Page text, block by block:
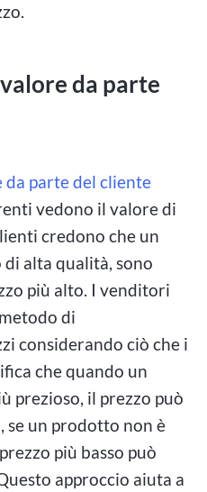
da parte
da parte del cliente
vedono il valore di
credono che un
alta qualità, sono
più alto. I venditori
di
considerando ciò che i
che quando un
prezioso, il prezzo può
se un prodotto non è
più basso può
approccio aiuta a